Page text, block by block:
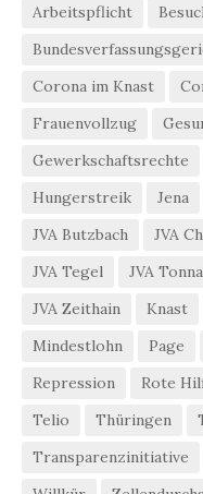
Arbeitspflicht
Corona im Knast
Frauenvollzug
Gewerkschaftsrechte
Hungerstreik
Jena
JVA Butzbach
JVA
JVA Tegel
JVA Tonna
JVA Zeithain
Knast
Mindestlohn
Page
Repression
Rote
Telio
Thüringen
Transparenzinitiative